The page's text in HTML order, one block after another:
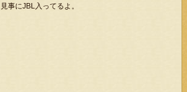
見事にJBL入ってるよ。